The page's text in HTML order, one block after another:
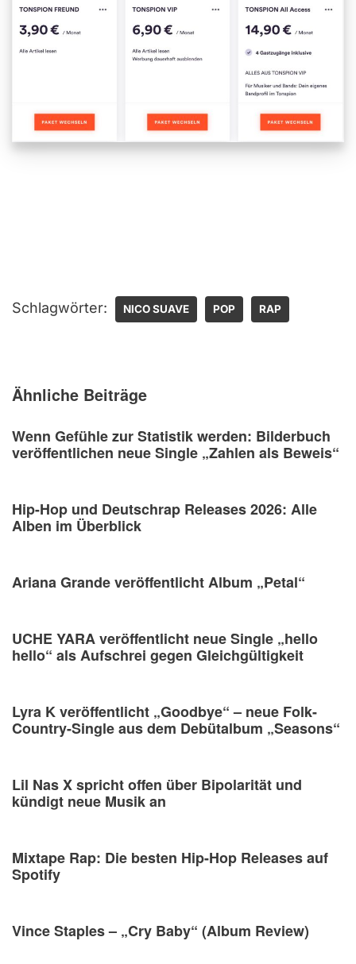
Schlagwörter: NICO SUAVE POP RAP
Ähnliche Beiträge
Wenn Gefühle zur Statistik werden: Bilderbuch
veröffentlichen neue Single „Zahlen als Beweis“
Hip-Hop und Deutschrap Releases 2026: Alle
Alben im Überblick
Ariana Grande veröffentlicht Album „Petal“
UCHE YARA veröffentlicht neue Single „hello
hello“ als Aufschrei gegen Gleichgültigkeit
Lyra K veröffentlicht „Goodbye“ – neue Folk-
Country-Single aus dem Debütalbum „Seasons“
Lil Nas X spricht offen über Bipolarität und
kündigt neue Musik an
Mixtape Rap: Die besten Hip-Hop Releases auf
Spotify
Vince Staples – „Cry Baby“ (Album Review)